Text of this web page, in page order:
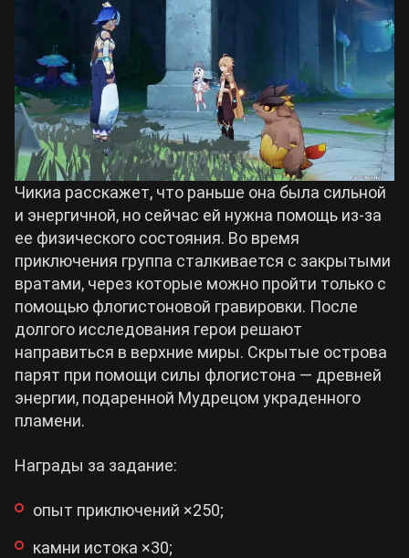
Чикиа расскажет, что раньше она была сильной
и энергичной, но сейчас ей нужна помощь из-за
ее физического состояния. Во время
приключения группа сталкивается с закрытыми
вратами, через которые можно пройти только с
помощью флогистоновой гравировки. После
долгого исследования герои решают
направиться в верхние миры. Скрытые острова
парят при помощи силы флогистона — древней
энергии, подаренной Мудрецом украденного
пламени.
Награды за задание:
опыт приключений ×250;
камни истока ×30;